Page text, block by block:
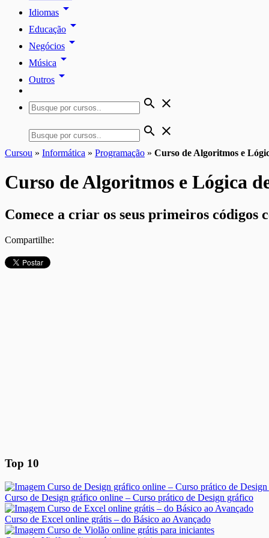
Idiomas arrow_drop_down
Educação arrow_drop_down
Negócios arrow_drop_down
Música arrow_drop_down
Outros arrow_drop_down
search close
search close
Cursou » Informática » Programação » Curso de Algoritmos e
Curso de Algoritmos e Lógica
Comece a criar os seus primeiros códigos
Compartilhe:
Top 10
Curso de Design gráfico online – Curso prático de Design gráfico
Curso de Excel online grátis – do Básico ao Avançado